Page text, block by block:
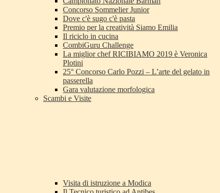
Concorso Sommelier Junior
Dove c'è sugo c'è pasta
Premio per la creatività Siamo Emilia
Il riciclo in cucina
CombiGuru Challenge
La miglior chef RICIBIAMO 2019 è Veronica
Plotini
25° Concorso Carlo Pozzi – L’arte del gelato in
passerella
Gara valutazione morfologica
Scambi e Visite
Visita di istruzione a Modica